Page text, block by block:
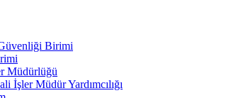
Birimi
Müdürlüğü
İşler Müdür Yardımcılığı